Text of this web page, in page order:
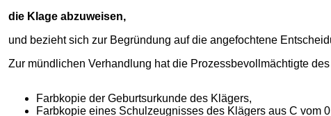
die Klage abzuweisen,
und bezieht sich zur Begründung auf die angefochtene
Zur mündlichen Verhandlung hat die Prozessbevollmächtigte
Farbkopie der Geburtsurkunde des Klägers,
Farbkopie eines Schulzeugnisses des Klägers aus C vom